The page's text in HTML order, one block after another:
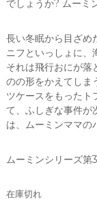
でしょうか? ムーミ
長い冬眠から目ざめ
ニフといっしょに、
それは飛行おにが落
のの形をかえてしま
ツケースをもったト
て、ふしぎな事件が
は、ムーミンママの
ムーミンシリーズ第3
在庫切れ